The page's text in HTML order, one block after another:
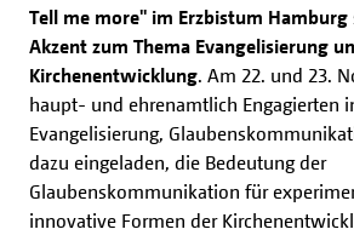
Tell me more" im Erzbistum Hamburg
Akzent zum Thema Evangelisierung
Kirchenentwicklung. Am 22. und 23.
haupt- und ehrenamtlich Engagierten
Evangelisierung,
dazu eingeladen, die Bedeutung der
Glaubenskommunikation für
innovative Formen der